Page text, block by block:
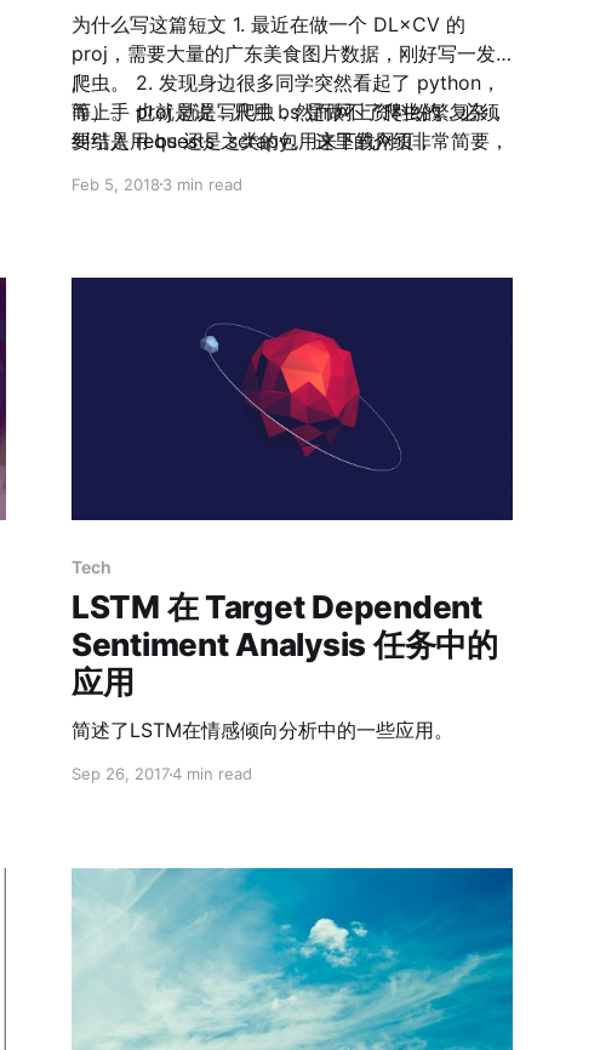
为什么写这篇短文 1. 最近在做一个 DL×CV 的
proj，需要大量的广东美食图片数据，刚好写一发
爬虫。 2. 发现身边很多同学突然看起了 python，
而上手 proj 就是写爬虫，然而网上资料纷繁复杂，
纠结是用 bs 还是 scrapy。 这里的介绍非常简要，
势 在 bs 和 scrapy 之间做选择前，首先当然要了
效果——创建一个 spider 下载网页并提取其中有用
具，它能够解析 DOM 树并提取某些特定的节点
,
等）。 也就是说，只用 bs 是做不了爬虫的，必须
要引入 requests 之类的包用来下载网页，
Feb 5, 20183 min read
Tech
LSTM 在 Target Dependent
Sentiment Analysis 任务中的
应用
简述了LSTM在情感倾向分析中的一些应用。
Sep 26, 20174 min read